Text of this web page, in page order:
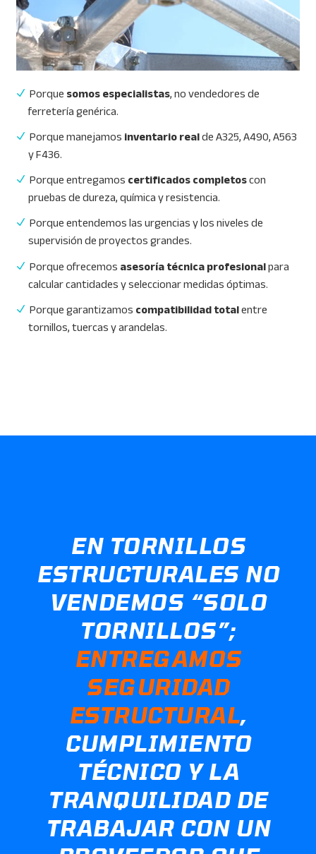
Porque somos especialistas, no vendedores de
ferretería genérica.
Porque manejamos inventario realde A325, A490, A563
y F436.
Porque entregamos certificados completoscon
pruebas de dureza, química y resistencia.
Porque entendemos las urgencias y los niveles de
supervisión de proyectos grandes.
Porque ofrecemos asesoría técnica profesionalpara
calcular cantidades y seleccionar medidas óptimas.
Porque garantizamos compatibilidad totalentre
tornillos, tuercas y arandelas.
EN TORNILLOS
ESTRUCTURALES NO
VENDEMOS “SOLO
TORNILLOS”;
ENTREGAMOS
SEGURIDAD
ESTRUCTURAL,
CUMPLIMIENTO
TÉCNICO Y LA
TRANQUILIDAD DE
TRABAJAR CON UN